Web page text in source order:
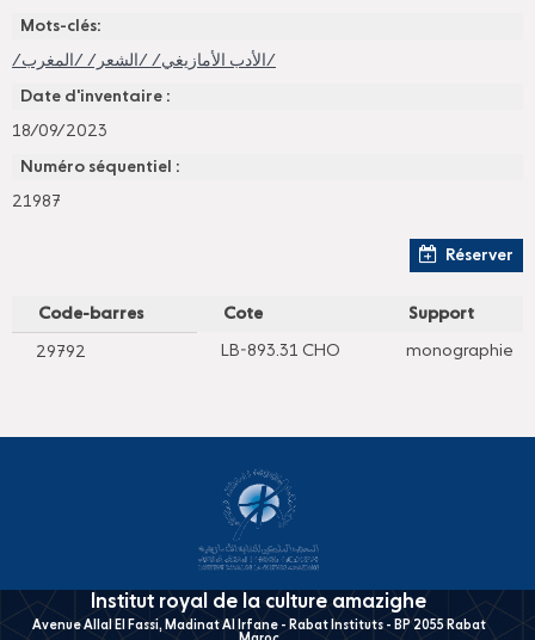
Mots-clés:
/الأدب الأمازيغي/ /الشعر/ /المغرب/
Date d'inventaire :
18/09/2023
Numéro séquentiel :
21987
Réserver
Code-barres Cote Support
29792 LB-893.31 CHO monographie
Institut royal de la culture amazighe
Avenue Allal El Fassi, Madinat Al Irfane - Rabat Instituts - BP 2055 Rabat